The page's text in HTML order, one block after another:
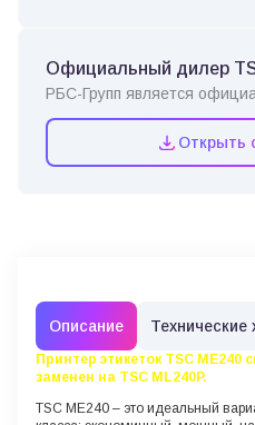
Официальный дилер
РБС-Групп является
Открыть
Описание Технические
Принтер этикеток TSC ME240
заменен на TSC ML240P.
TSC ME240 – это идеальный